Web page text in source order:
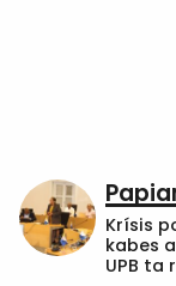
Krísis
kabes
UPB ta